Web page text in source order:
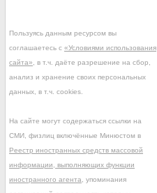
Пользуясь данным ресурсом вы
соглашаетесь с «Условиями использования
сайта» , в т.ч. даёте разрешение на сбор,
анализ и хранение своих персональных
данных, в т.ч. cookies.
На сайте могут содержаться ссылки на
СМИ, физлиц включённые Минюстом в
Реестр иностранных средств массовой
информации, выполняющих функции
иностранного агента , упоминания